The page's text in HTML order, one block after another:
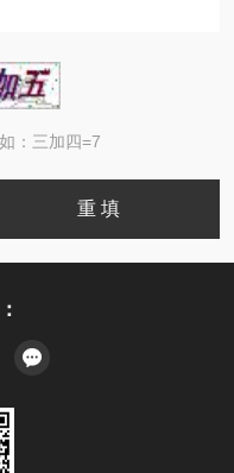
：三加四=7